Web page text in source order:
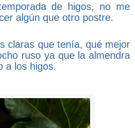
de higos, no me
algún que otro postre.
claras que tenía, qué mejor
ruso ya que la almendra
a los higos.